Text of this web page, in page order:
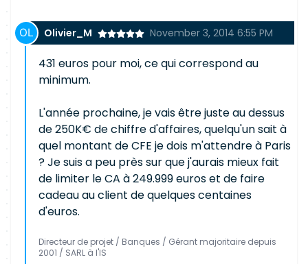
Olivier_M November 3, 2014 6:55 PM
431 euros pour moi, ce qui correspond au
minimum.
L'année prochaine, je vais être juste au dessus
de 250K€ de chiffre d'affaires, quelqu'un sait à
quel montant de CFE je dois m'attendre à Paris
? Je suis a peu près sur que j'aurais mieux fait
de limiter le CA à 249.999 euros et de faire
cadeau au client de quelques centaines
d'euros.
Directeur de projet / Banques / Gérant majoritaire depuis
2001 / SARL à l'IS